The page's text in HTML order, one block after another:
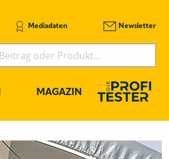
Mediadaten Newsletter
MAGAZIN